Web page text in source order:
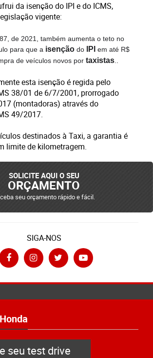
da isenção do IPI e do ICMS,
vigente:
de 2021, também aumenta o teto no
para que a isenção do IPI em até R$
de veículos novos por taxistas .
esta isenção é regida pelo
38/01 de 6/7/2001, prorrogado
(montadoras) através do
49/2017.
destinados à Taxi, a garantia é
limite de kilometragem.
SOLICITE AQUI O SEU
ORÇAMENTO
seu orçamento rápido e fácil.
SIGA-NOS
seu test drive